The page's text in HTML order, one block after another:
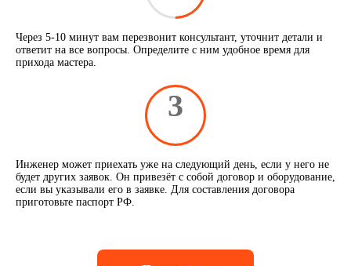
Через 5-10 минут вам перезвонит консультант, уточнит детали и
ответит на все вопросы. Определите с ним удобное время для
прихода мастера.
3
Инженер может приехать уже на следующий день, если у него не
будет других заявок. Он привезёт с собой договор и оборудование,
если вы указывали его в заявке. Для составления договора
приготовьте паспорт РФ.